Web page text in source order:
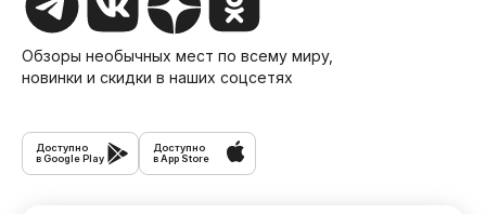
Обзоры необычных мест по всему миру,
новинки и скидки в наших соцсетях
Доступно
в Google Play
Доступно
в App Store